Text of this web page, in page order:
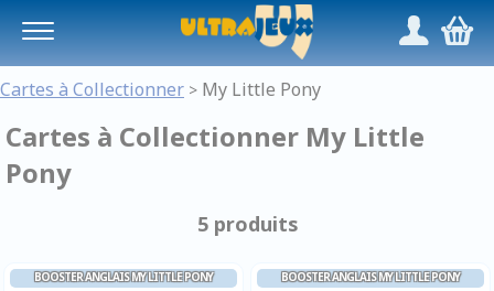
/,
Cartes à Collectionner > My Little Pony
Cartes à Collectionner My Little
Pony
5 produits
BOOSTER ANGLAIS MY LITTLE PONY BOOSTER ANGLAIS MY LITTLE PONY